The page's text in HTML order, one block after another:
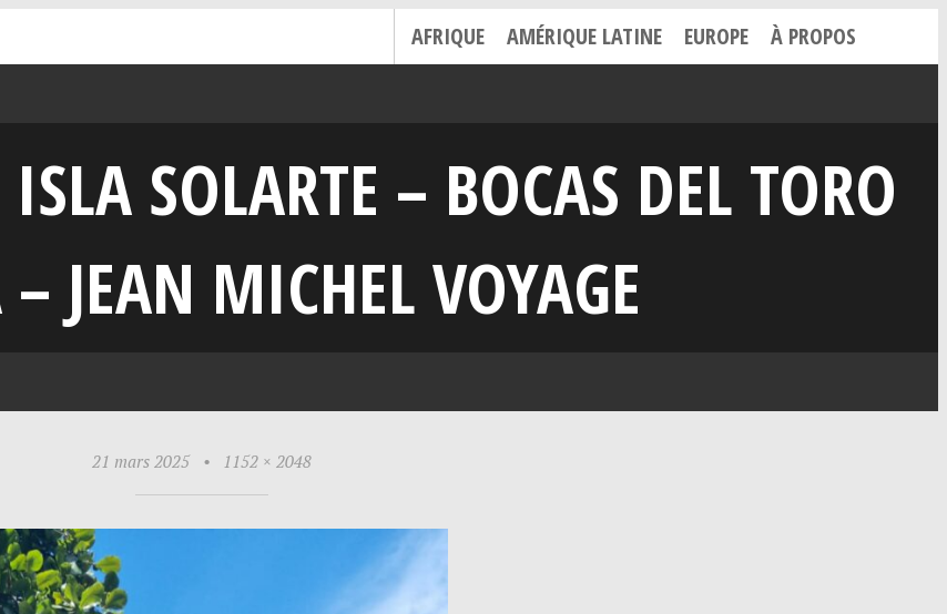
AFRIQUE AMÉRIQUE LATINE EUROPE À PROPOS
SOLARTE – BOCAS DEL TORO
JEAN MICHEL VOYAGE
21 mars 2025 • 1152 × 2048